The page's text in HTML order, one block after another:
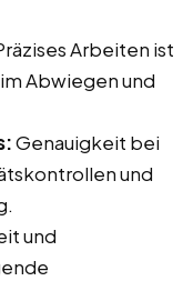
Arbeiten ist
Abwiegen und
Genauigkeit bei
und
und